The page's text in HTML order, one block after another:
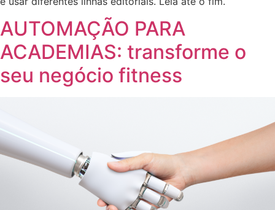
AUTOMAÇÃO PARA
ACADEMIAS: transforme o
seu negócio fitness